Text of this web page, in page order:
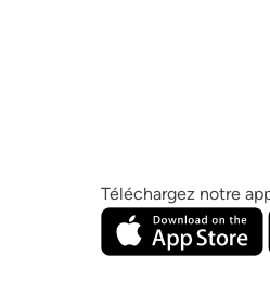
Téléchargez notre